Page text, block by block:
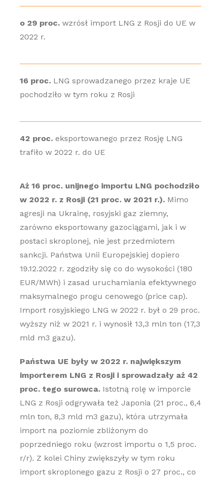
o 29 proc.wzrósł import LNG z Rosji do UE w
2022 r.
16 proc.LNG sprowadzanego przez kraje UE
pochodziło w tym roku z Rosji
42 proc.eksportowanego przez Rosję LNG
trafiło w 2022 r. do UE
Aż 16 proc. unijnego importu LNG pochodziło
w 2022 r. z Rosji (21 proc. w 2021 r.).Mimo
agresji na Ukrainę, rosyjski gaz ziemny,
zarówno eksportowany gazociągami, jak i w
postaci skroplonej, nie jest przedmiotem
sankcji. Państwa Unii Europejskiej dopiero
19.12.2022 r. zgodziły się co do wysokości (180
EUR/MWh) i zasad uruchamiania efektywnego
maksymalnego progu cenowego (price cap).
Import rosyjskiego LNG w 2022 r. był o 29 proc.
wyższy niż w 2021 r. i wynosił 13,3 mln ton (17,3
mld m3 gazu).
Państwa UE były w 2022 r. największym
importerem LNG z Rosji i sprowadzały aż 42
proc. tego surowca.Istotną rolę w imporcie
LNG z Rosji odgrywała też Japonia (21 proc., 6,4
mln ton, 8,3 mld m3 gazu), która utrzymała
import na poziomie zbliżonym do
poprzedniego roku (wzrost importu o 1,5 proc.
r/r). Z kolei Chiny zwiększyły w tym roku
import skroplonego gazu z Rosji o 27 proc., co